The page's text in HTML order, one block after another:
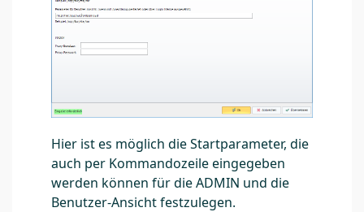
Hier ist es möglich die Startparameter, die
auch per Kommandozeile eingegeben
werden können für die ADMIN und die
Benutzer-Ansicht festzulegen.